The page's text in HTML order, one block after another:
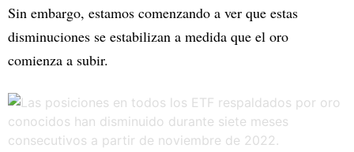
Sin embargo, estamos comenzando a ver que estas
disminuciones se estabilizan a medida que el oro
comienza a subir.